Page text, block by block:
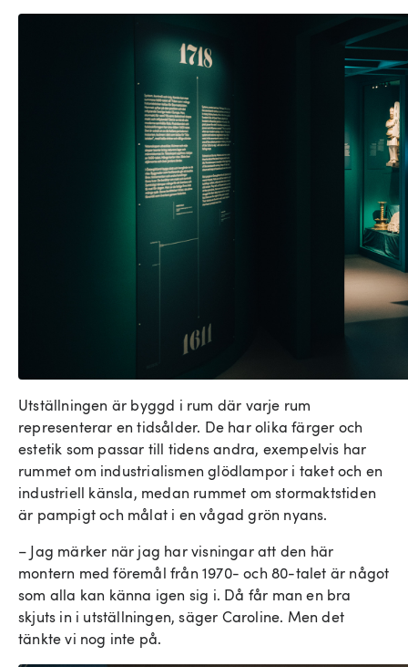
Utställningen är byggd i rum där varje rum
representerar en tidsålder. De har olika färger och
estetik som passar till tidens andra, exempelvis har
rummet om industrialismen glödlampor i taket och en
industriell känsla, medan rummet om stormaktstiden
är pampigt och målat i en vågad grön nyans.
– Jag märker när jag har visningar att den här
montern med föremål från 1970- och 80-talet är något
som alla kan känna igen sig i. Då får man en bra
skjuts in i utställningen, säger Caroline. Men det
tänkte vi nog inte på.